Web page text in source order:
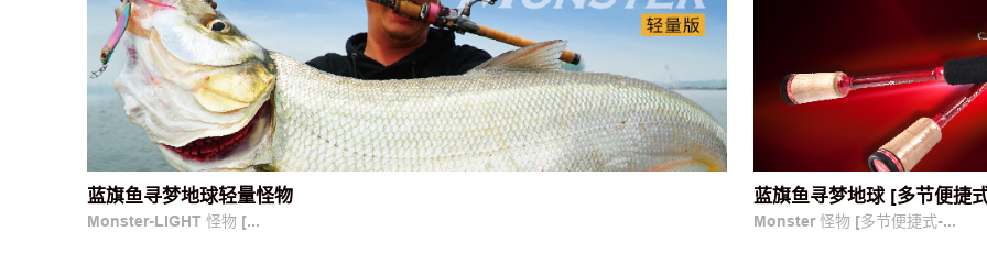
蓝旗鱼寻梦地球轻量怪物
Monster-LIGHT 怪物 [...
蓝旗鱼寻梦地球 [多节便捷
Monster 怪物 [多节便捷式-...